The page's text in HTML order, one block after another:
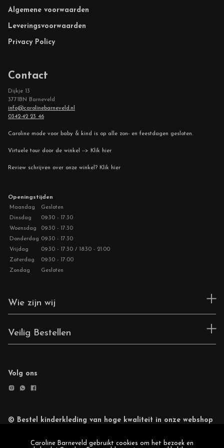
Footer
Algemene voorwaarden
Leveringsvoorwaarden
Privacy Policy
Contact
Dijkje 13
3771BN Barneveld
info@carolinebarneveld.nl
0342-42 23 46
Caroline mode voor baby & kind is op alle zon- en feestdagen gesloten.
Virtuele tour door de winkel --> Klik hier
Review schrijven over onze winkel? Klik hier
Openingstijden
Maandag
Gesloten
Dinsdag
09:30 - 17:30
Woensdag
09:30 - 17:30
Donderdag 09:30 - 17:30
Vrijdag
09:30 - 17:30 / 18:30 - 21:00
Zaterdag
09:30 - 17:00
Zondag
Gesloten
Wie zijn wij
Veilig Bestellen
Volg ons
© Bestel kinderkleding van hoge kwaliteit in onze webshop
Caroline Barneveld gebruikt cookies om het bezoek en